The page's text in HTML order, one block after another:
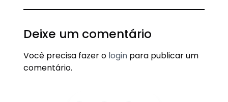
Deixe um comentário
Você precisa fazer o login para publicar um
comentário.